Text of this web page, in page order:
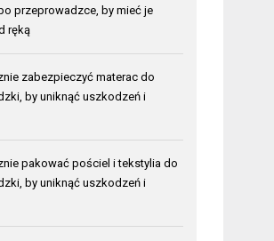
przeprowadzce, by mieć je
ręką
zabezpieczyć materac do
by uniknąć uszkodzeń i
pakować pościel i tekstylia do
by uniknąć uszkodzeń i